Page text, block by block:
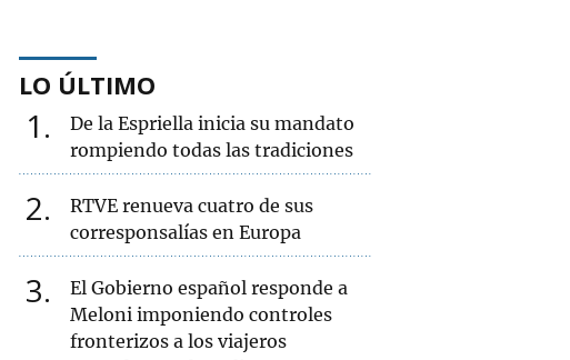
LO ÚLTIMO
1
De la Espriella inicia su mandato
rompiendo todas las tradiciones
2
RTVE renueva cuatro de sus
corresponsalías en Europa
3
El Gobierno español responde a
Meloni imponiendo controles
fronterizos a los viajeros